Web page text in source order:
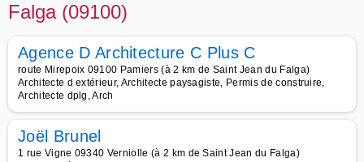
Falga (09100)
Agence D Architecture C Plus C
route Mirepoix 09100 Pamiers (à 2 km de Saint Jean du Falga)
Architecte d extérieur, Architecte paysagiste, Permis de construire,
Architecte dplg, Arch
Joël Brunel
1 rue Vigne 09340 Verniolle (à 2 km de Saint Jean du Falga)